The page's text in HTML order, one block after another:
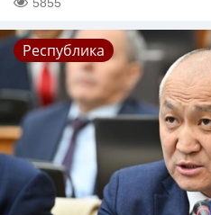
Республика